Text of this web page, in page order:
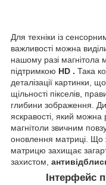
Для техніки із
важливості можна
нашому разі магнітола
підтримкою HD . Така
деталізації картинки,
щільності пікселів,
глибини зображення.
яскравості, який
магнітоли звичним
оновлення матриці. Що
матрицю захищає
захистом,
Інтерфейс